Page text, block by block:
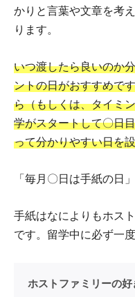
かりと言葉や文章を考
ります。
いつ渡したら良いのか
ントの日がおすすめで
ら（もしくは、タイミ
学がスタートして〇日
って分かりやすい日を
「毎月〇日は手紙の日
手紙はなによりもホス
です。留学中に必ず一
ホストファミリーの好